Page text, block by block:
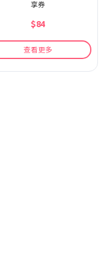
享券
$84
查看更多